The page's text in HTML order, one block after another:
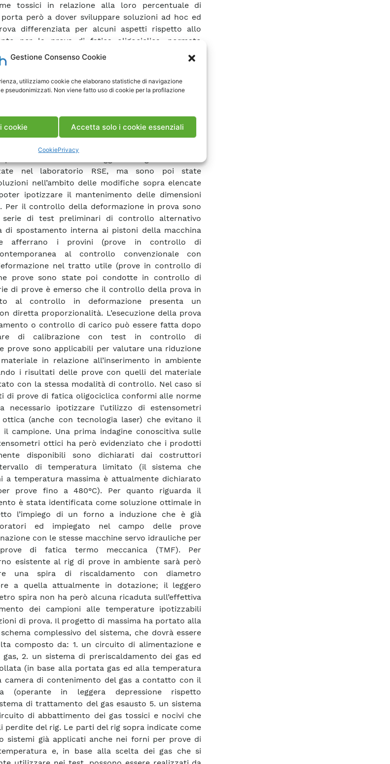
Gestione Consenso Cookie
utilizziamo cookie che elaborano statistiche di navigazione
pseudonimizzati. Non viene fatto uso di cookie per la profilazione
cookie Accetta solo i cookie essenziali
CookiePrivacy
tossici in relazione alla loro percentuale di
porta però a dover sviluppare soluzioni ad hoc ed
differenziata per alcuni aspetti rispetto allo
per la prova di fatica oligociclica, normato
Le modifiche principali della procedura di prova e
individuate come necessarie in prima battuta sono
misura di deformazione del provino alternativa a
dell’estensometro con il tratto utile del
della temperatura più opportune rispetto alla
del gas corrosivo. In un primo momento era stata
di dover ricorrere all’utilizzo di un provino
nel laboratorio RSE, ma sono poi state
nell’ambito delle modifiche sopra elencate
ipotizzare il mantenimento delle dimensioni
Per il controllo della deformazione in prova sono
di test preliminari di controllo alternativo
di spostamento interna ai pistoni della macchina
afferrano i provini (prove in controllo di
al controllo convenzionale con
nel tratto utile (prove in controllo di
prove sono state poi condotte in controllo di
di prove è emerso che il controllo della prova in
al controllo in deformazione presenta un
diretta proporzionalità. L’esecuzione della prova
o controllo di carico può essere fatta dopo
di calibrazione con test in controllo di
prove sono applicabili per valutare una riduzione
in relazione all’inserimento in ambiente
i risultati delle prove con quelli del materiale
con la stessa modalità di controllo. Nel caso si
di prove di fatica oligociclica conformi alle norme
necessario ipotizzare l’utilizzo di estensometri
(anche con tecnologia laser) che evitano il
campione. Una prima indagine conoscitiva sulle
ottici ha però evidenziato che i prodotti
disponibili sono dichiarati dai costruttori
di temperatura limitato (il sistema che
a temperatura massima è attualmente dichiarato
prove fino a 480°C). Per quanto riguarda il
è stata identificata come soluzione ottimale in
l’impiego di un forno a induzione che è già
ed impiegato nel campo delle prove
con le stesse macchine servo idrauliche per
prove di fatica termo meccanica (TMF). Per
esistente al rig di prove in ambiente sarà però
una spira di riscaldamento con diametro
a quella attualmente in dotazione; il leggero
spira non ha però alcuna ricaduta sull’effettiva
dei campioni alle temperature ipotizzabili
di prova. Il progetto di massima ha portato alla
complessivo del sistema, che dovrà essere
composto da: 1. un circuito di alimentazione e
gas, 2. un sistema di preriscaldamento dei gas ed
(in base alla portata gas ed alla temperatura
camera di contenimento del gas a contatto con il
(operante in leggera depressione rispetto
di trattamento del gas esausto 5. un sistema
di abbattimento dei gas tossici e nocivi che
perdite del rig. Le parti del rig sopra indicate come
sistemi già applicati anche nei forni per prove di
e, in base alla scelta dei gas che si